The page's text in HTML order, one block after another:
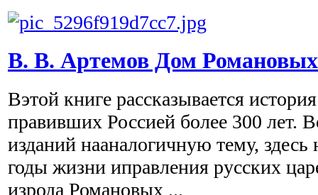
В. В. Артемов Дом Романовых
Вэтой книге рассказывается
правивших Россией более 300 лет.
изданий нааналогичную тему, здесь
годы жизни иправления русских
изрода Романовых ...